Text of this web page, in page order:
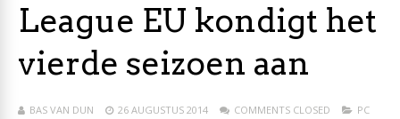
League EU kondigt het
vierde seizoen aan
BAS VAN DUN 26 AUGUSTUS 2014 COMMENTS CLOSED PC